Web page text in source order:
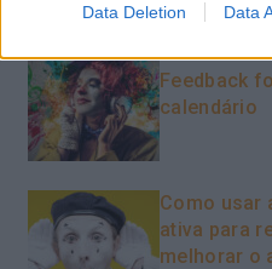
Data Deletion Data
Feedback
calendário
Como usar
ativa para
melhorar o